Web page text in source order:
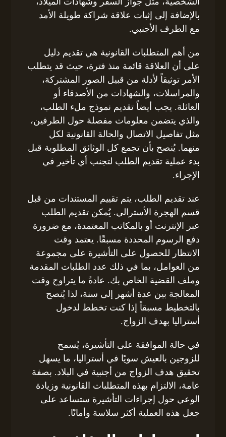
بالإضافة إلى إثبات علاقة شراكة طويلة الأمد
مع الطرف الأجنبي.
من أهم المتطلبات القانونية هي تقديم دليل
على أن العلاقة قائمة منذ فترة، حيث قد يتطلب
الأمر توثيقاً لأدلة من قبيل الصور المشتركة،
والمراسلات، والشهادات من الأصدقاء أو
العائلة. يجب أيضاً تقديم نموذج ملء الطلب،
والذي يتضمن معلومات مفصلة حول الطرفين،
مثل تفاصيل الاتصال والحالة القانونية لكل
منهما. يُنصح بأن تجمع كل الوثائق المطلوبة قبل
بدء عملية تقديم الطلب لتجنب أي تأخير في
الإجراء.
عند تقديم الطلب، يتم تقييم المستندات من قبل
قسم الهجرة الأسترالي. يُمكن تقديم الطلب
عبر الإنترنت أو بالمكاتب المعتمدة، مع ضرورة
دفع الرسوم المحددة مسبقًا. يعتمد وقت
الانتظار للحصول على التأشيرة على مجموعة
من العوامل، بما في ذلك عدد الطلبات المقدمة
وملف القضية الخاص بك. عادةً ما يتراوح وقت
المعالجة بين عدة أشهر إلى سنة، لذا يُنصح
بالتخطيط مسبقاً إذا كنت تخطط لدخول
أستراليا بهدف الزواج.
في حالة الموافقة على التأشيرة، يُسمح
للزوجين بالعيش سويًا في أستراليا، ما يسهل
تحقيق هدف الزواج من أجنبية في البلاد. بصفة
عامة، الالتزام بهذه المتطلبات القانونية وزيادة
الوعي حول إجراءات التأشيرة ستساعد على
جعل هذه العملية أكثر سلاسة وأمانًا.